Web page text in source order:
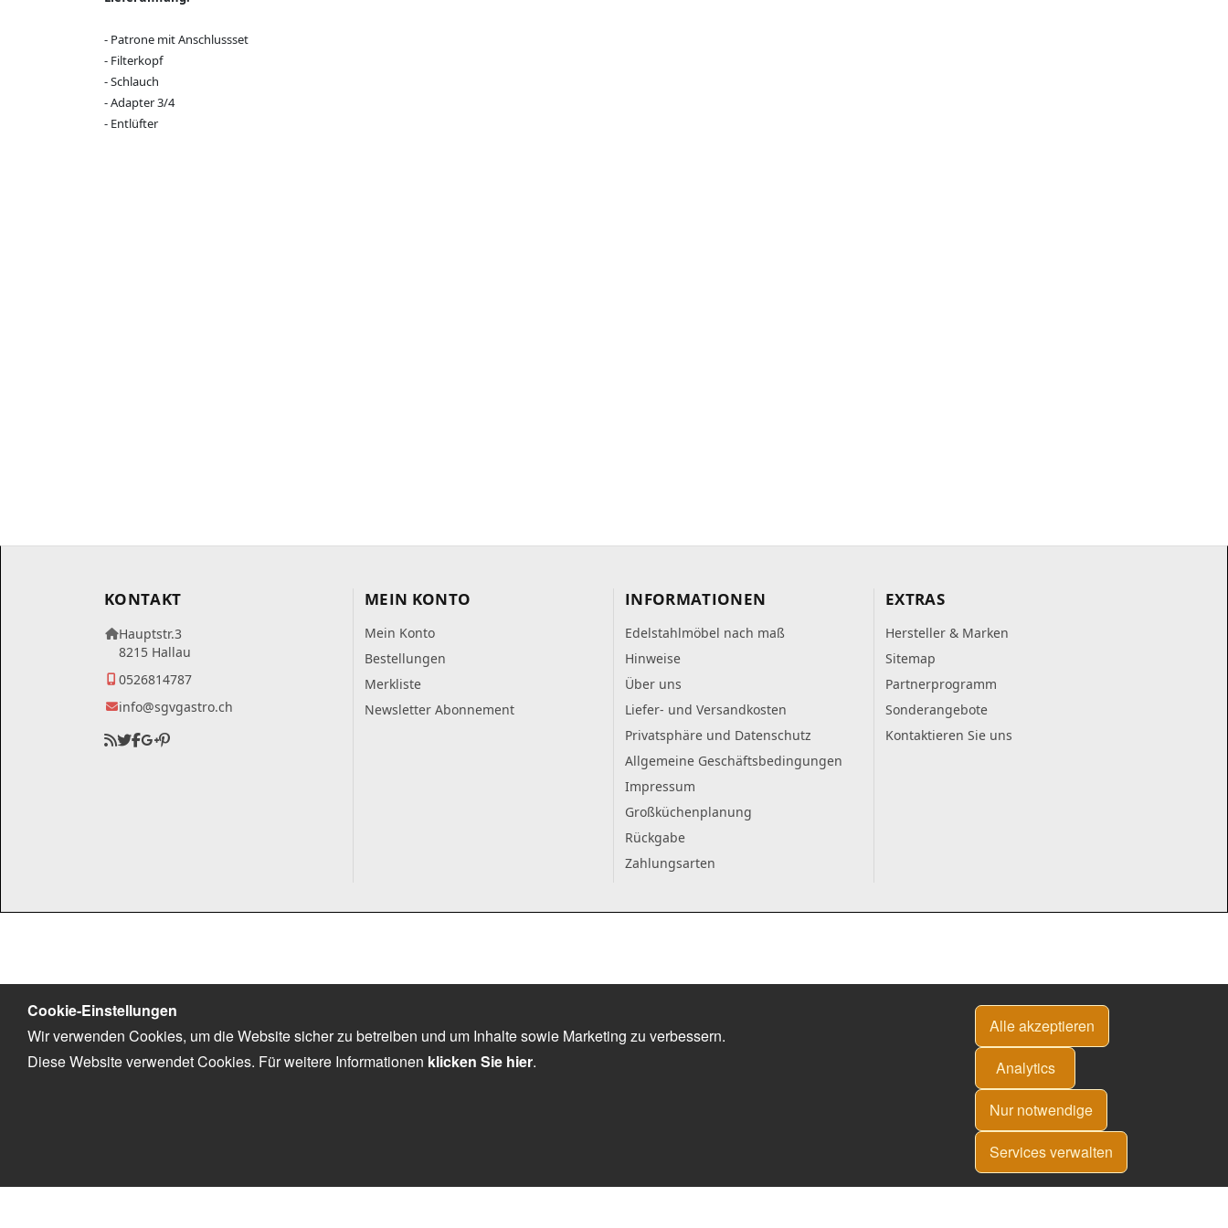
- Patrone mit Anschlussset
- Filterkopf
- Schlauch
- Adapter 3/4
- Entlüfter
KONTAKT
Hauptstr.3
8215 Hallau
0526814787
info@sgvgastro.ch
MEIN KONTO
Mein Konto
Bestellungen
Merkliste
Newsletter Abonnement
INFORMATIONEN
Edelstahlmöbel nach maß
Hinweise
Über uns
Liefer- und Versandkosten
Privatsphäre und Datenschutz
Allgemeine Geschäftsbedingungen
Impressum
Großküchenplanung
Rückgabe
Zahlungsarten
EXTRAS
Hersteller & Marken
Sitemap
Partnerprogramm
Sonderangebote
Kontaktieren Sie uns
Cookie-Einstellungen
Wir verwenden Cookies, um die Website sicher zu betreiben und um Inhalte sowie Marketing zu verbessern.
Diese Website verwendet Cookies. Für weitere Informationen klicken Sie hier.
Alle akzeptieren
Analytics
Nur notwendige
Services verwalten